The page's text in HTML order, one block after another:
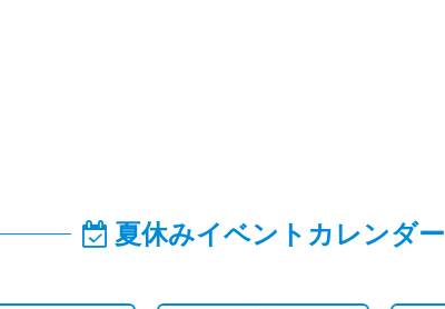
夏休みイベントカレンダー